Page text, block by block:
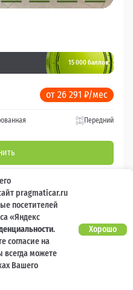
15 000 баллов
от 26 291 ₽/мес
Передний
минуту
pragmaticar.ru
посетителей
«Яндекс
.
согласие на
всегда можете
Вашего
Хорошо